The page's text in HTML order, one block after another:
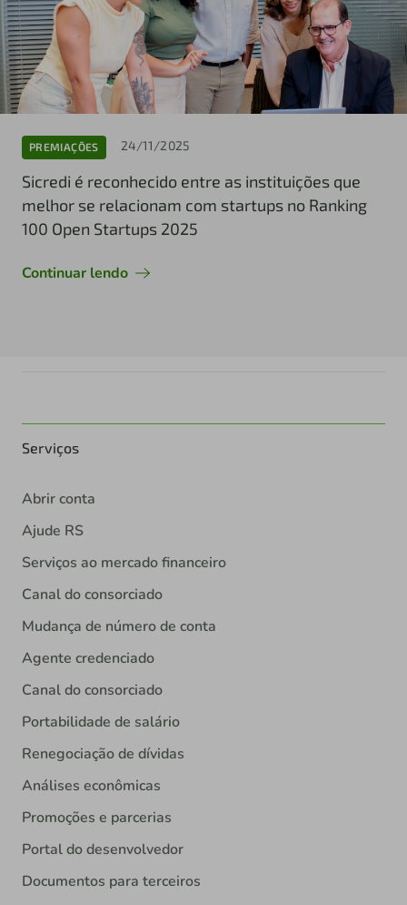
PREMIAÇÕES 24/11/2025
Sicredi é reconhecido entre as instituições que
melhor se relacionam com startups no Ranking
100 Open Startups 2025
Continuar lendo
Serviços
Abrir conta
Ajude RS
Serviços ao mercado financeiro
Canal do consorciado
Mudança de número de conta
Agente credenciado
Canal do consorciado
Portabilidade de salário
Renegociação de dívidas
Análises econômicas
Promoções e parcerias
Portal do desenvolvedor
Documentos para terceiros